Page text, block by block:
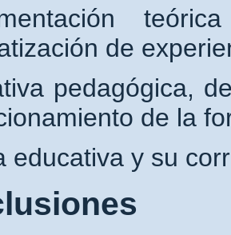
de
pedagógica,
de la
educativa y su